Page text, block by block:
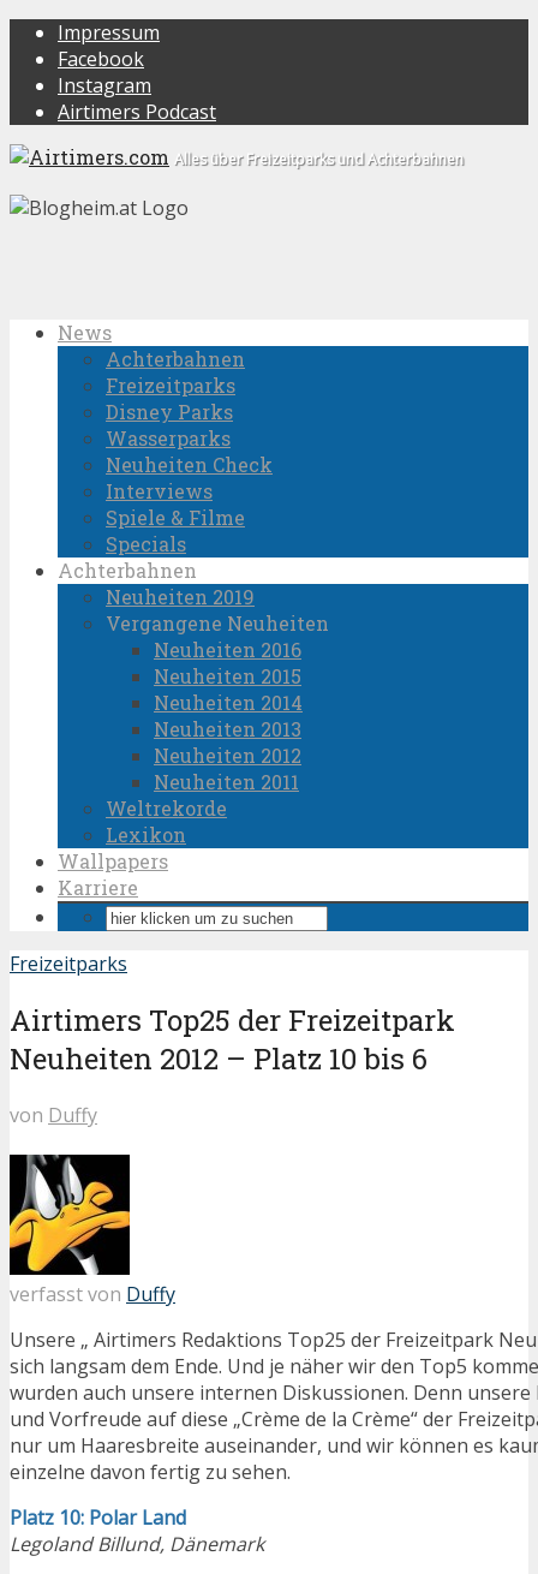
Impressum
Facebook
Instagram
Airtimers Podcast
Alles über Freizeitparks und Achterbahnen
News
Achterbahnen
Freizeitparks
Disney Parks
Wasserparks
Neuheiten Check
Interviews
Spiele & Filme
Specials
Achterbahnen
Neuheiten 2019
Vergangene Neuheiten
Neuheiten 2016
Neuheiten 2015
Neuheiten 2014
Neuheiten 2013
Neuheiten 2012
Neuheiten 2011
Weltrekorde
Lexikon
Wallpapers
Karriere
Freizeitparks
Airtimers Top25 der Freizeitpark
Neuheiten 2012 – Platz 10 bis 6
von Duffy
verfasst von Duffy
Unsere „ Airtimers Redaktions Top25 der Freizeitpark
sich langsam dem Ende. Und je näher wir den Top5
wurden auch unsere internen Diskussionen. Denn
und Vorfreude auf diese „Crème de la Crème“ der
nur um Haaresbreite auseinander, und wir können es
einzelne davon fertig zu sehen.
Platz 10: Polar Land
Legoland Billund, Dänemark